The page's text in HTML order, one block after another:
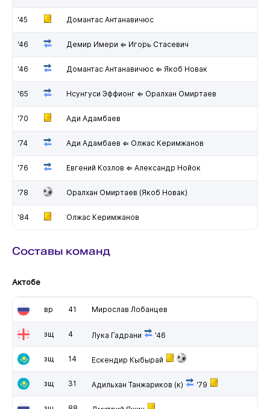
'45 Домантас Антанавичюс
'46 Демир Имери ⇐ Игорь Стасевич
'46 Домантас Антанавичюс ⇐ Якоб Новак
'65 Нсунгуси Эффионг ⇐ Оралхан Омиртаев
'70 Ади Адамбаев
'74 Ади Адамбаев ⇐ Олжас Керимжанов
'76 Евгений Козлов ⇐ Александр Нойок
'78 Оралхан Омиртаев (Якоб Новак)
'84 Олжас Керимжанов
Составы команд
Актобе
вр 41 Мирослав Лобанцев
зщ 4 Лука Гадрани '46
зщ 14 Ескендир Кыбырай
зщ 31 Адильхан Танжариков (к) '79